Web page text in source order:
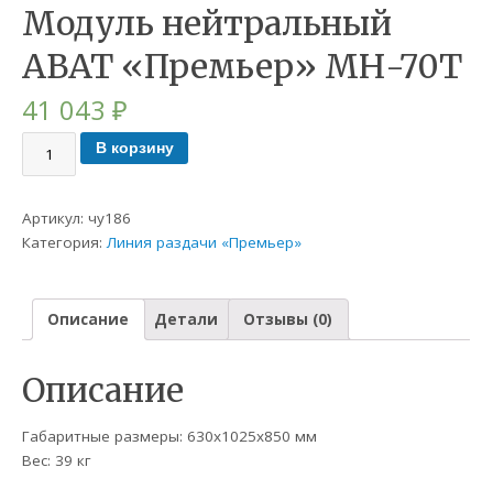
Модуль нейтральный
ABAT «Премьер» МН-70Т
41 043₽
В корзину
Артикул:чу186
Категория: Линия раздачи «Премьер»
Описание Детали Отзывы (0)
Описание
Габаритные размеры: 630х1025х850 мм
Вес: 39 кг